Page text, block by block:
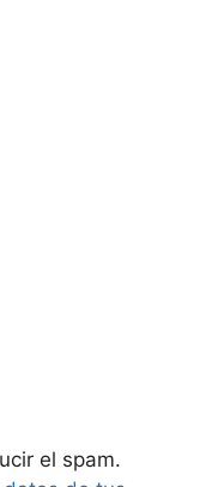
el spam.